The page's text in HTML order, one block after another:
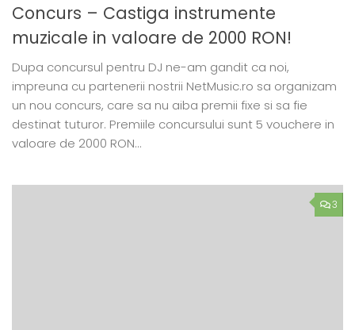
Concurs – Castiga instrumente
muzicale in valoare de 2000 RON!
Dupa concursul pentru DJ ne-am gandit ca noi,
impreuna cu partenerii nostrii NetMusic.ro sa organizam
un nou concurs, care sa nu aiba premii fixe si sa fie
destinat tuturor. Premiile concursului sunt 5 vouchere in
valoare de 2000 RON…
3